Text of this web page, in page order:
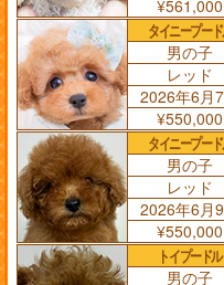
¥561,000
タイニープー
男の子
レッド
2026年6月
¥550,000
タイニープー
男の子
レッド
2026年6月
¥550,000
トイプードル
男の子